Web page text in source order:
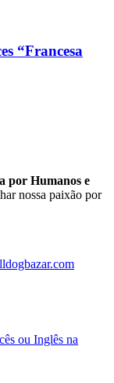
“Francesa
por Humanos e
nossa paixão por
ou Inglês na